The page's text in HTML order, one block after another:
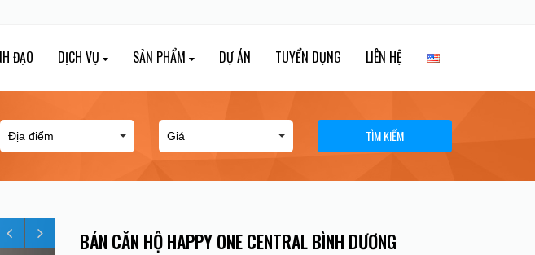
ĐẠO DỊCH VỤ SẢN PHẨM DỰ ÁN TUYỂN DỤNG LIÊN HỆ
TÌM KIẾM
BÁN CĂN HỘ HAPPY ONE CENTRAL BÌNH DƯƠNG